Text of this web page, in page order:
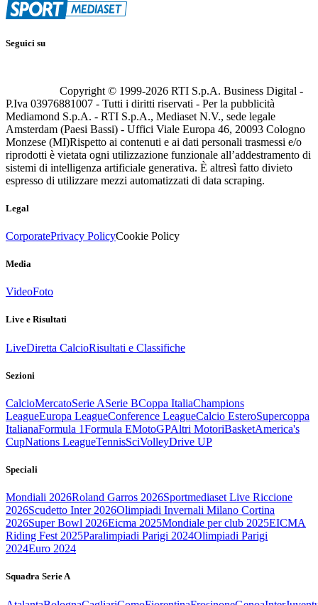
Seguici su
Copyright © 1999-2026 RTI S.p.A. Business Digital -
P.Iva 03976881007 - Tutti i diritti riservati - Per la pubblicità
Mediamond S.p.A. - RTI S.p.A., Mediaset N.V., sede legale
Amsterdam (Paesi Bassi) - Uffici Viale Europa 46, 20093 Cologno
Monzese (MI)Rispetto ai contenuti e ai dati personali trasmessi e/o
riprodotti è vietata ogni utilizzazione funzionale all’addestramento di
sistemi di intelligenza artificiale generativa. È altresì fatto divieto
espresso di utilizzare mezzi automatizzati di data scraping.
Legal
CorporatePrivacy PolicyCookie Policy
Media
VideoFoto
Live e Risultati
LiveDiretta CalcioRisultati e Classifiche
Sezioni
CalcioMercatoSerie ASerie BCoppa ItaliaChampions
LeagueEuropa LeagueConference LeagueCalcio EsteroSupercoppa
ItalianaFormula 1Formula EMotoGPAltri MotoriBasketAmerica's
CupNations LeagueTennisSciVolleyDrive UP
Speciali
Mondiali 2026Roland Garros 2026Sportmediaset Live Riccione
2026Scudetto Inter 2026Olimpiadi Invernali Milano Cortina
2026Super Bowl 2026Eicma 2025Mondiale per club 2025EICMA
Riding Fest 2025Paralimpiadi Parigi 2024Olimpiadi Parigi
2024Euro 2024
Squadra Serie A